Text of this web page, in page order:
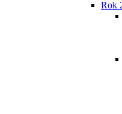
Rok